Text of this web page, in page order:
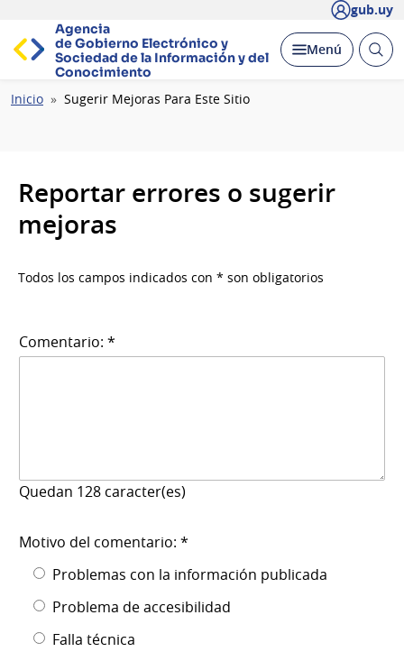
gub.uy
Agencia
de Gobierno Electrónico y
Sociedad de la Información y del
Conocimiento
Desplegar
Menú Abrir
Ruta
Inicio Sugerir Mejoras Para Este Sitio
Reportar errores o sugerir
mejoras
Todos los campos indicados con * son obligatorios
Comentario: *
Quedan 128 caracter(es)
Motivo del comentario: *
Problemas con la información publicada
Problema de accesibilidad
Falla técnica